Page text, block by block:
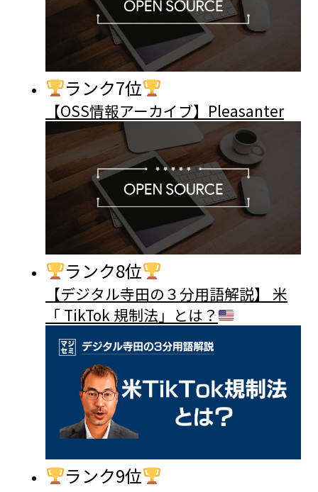
ランク7位
【OSS情報アーカイブ】Pleasanter
ランク8位
【デジタル寺田の３分用語解説】 米
「 TikTok 規制法」とは？
ランク9位